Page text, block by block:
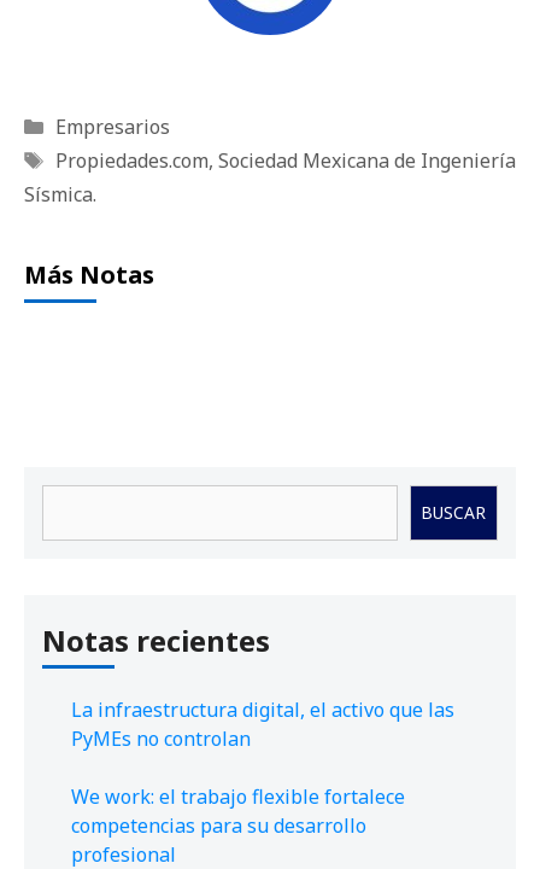
Categorías
Empresarios
Etiquetas
Propiedades.com, Sociedad Mexicana de Ingeniería
Sísmica.
Más Notas
BUSCAR
Notas recientes
La infraestructura digital, el activo que las
PyMEs no controlan
We work: el trabajo flexible fortalece
competencias para su desarrollo
profesional